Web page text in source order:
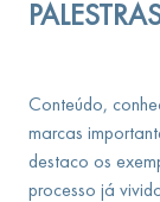
Conteúdo,
marcas
destaco os
processo já